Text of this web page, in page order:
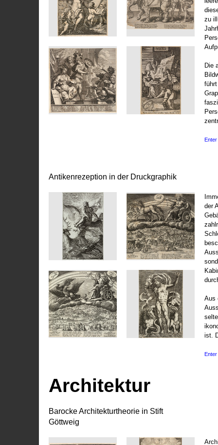
zu
Die
Enter
Antikenrezeption in der Druckgraphik
der
Aus
ist.
Enter
Architektur
Barocke Architekturtheorie in Stift
Göttweig